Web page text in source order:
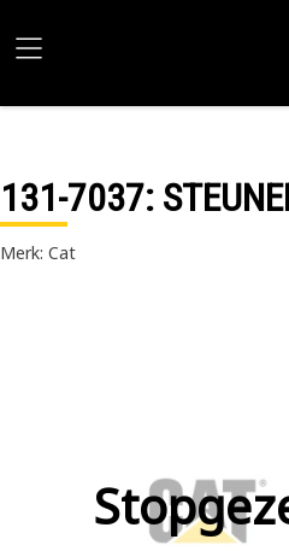
131-7037:
Merk: Cat